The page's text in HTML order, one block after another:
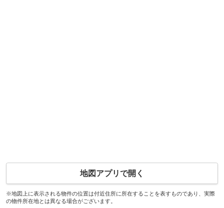
地図アプリで開く
※地図上に表示される物件の位置は付近住所に所在することを表すものであり、実際
の物件所在地とは異なる場合がございます。